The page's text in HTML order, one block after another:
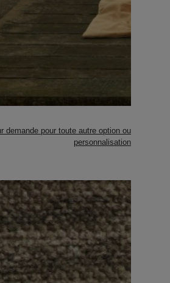
demande pour toute autre option ou
personnalisation